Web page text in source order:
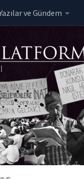
ve Gündem